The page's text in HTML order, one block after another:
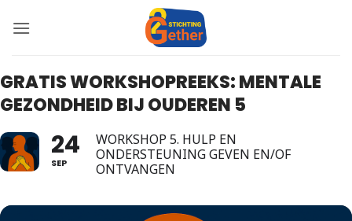
naar
GRATIS WORKSHOPREEKS: MENTALE
GEZONDHEID BIJ OUDEREN 5
24
SEP
WORKSHOP 5. HULP EN
ONDERSTEUNING GEVEN EN/OF
ONTVANGEN